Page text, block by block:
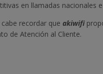
en llamadas nacionales
cabe recordar queakiwifi
de Atención al Cliente.